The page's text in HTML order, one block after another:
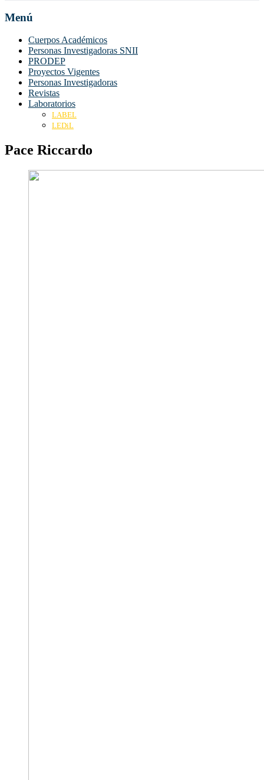
Menú
Cuerpos Académicos
Personas Investigadoras SNII
PRODEP
Proyectos Vigentes
Personas Investigadoras
Revistas
Laboratorios
LABEL
LEDiL
Pace Riccardo